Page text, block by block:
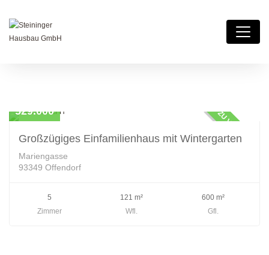
ZU VERKAUFEN
529.000
Großzügiges Einfamilienhaus mit Wintergarten
Mariengasse
93349 Offendorf
5
Zimmer
121 m²
Wfl.
600 m²
Gfl.